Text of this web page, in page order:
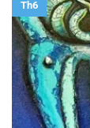
Th6